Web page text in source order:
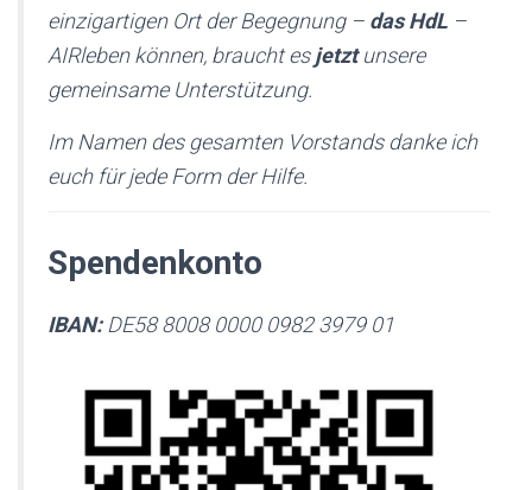
einzigartigen Ort der Begegnung – das HdL –
AIRleben können, braucht es jetzt unsere
gemeinsame Unterstützung.
Im Namen des gesamten Vorstands danke ich
euch für jede Form der Hilfe.
Spendenkonto
IBAN: DE58 8008 0000 0982 3979 01